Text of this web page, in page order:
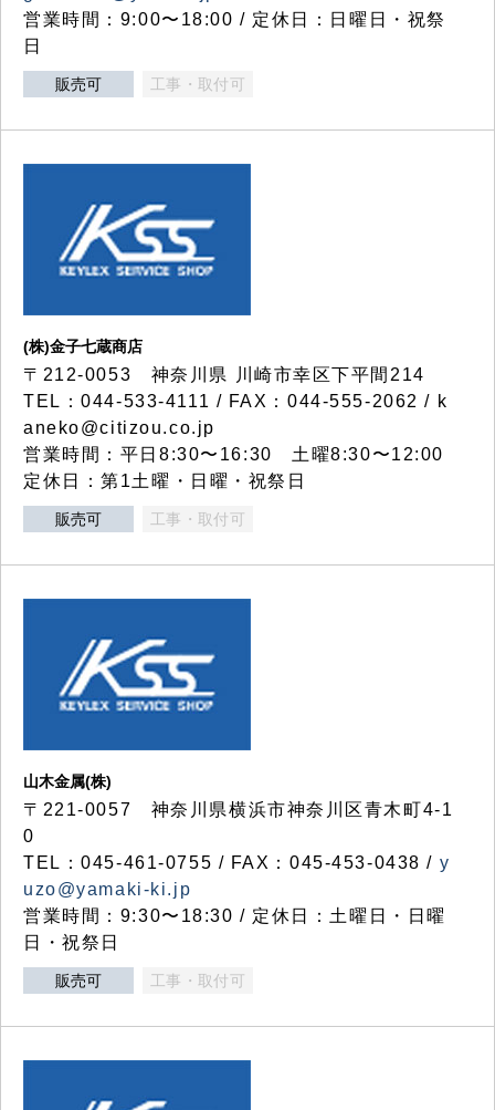
営業時間：9:00〜18:00 / 定休日：日曜日・祝祭
日
販売可 工事・取付可
(株)金子七蔵商店
〒212-0053 神奈川県 川崎市幸区下平間214
TEL：044-533-4111 / FAX：044-555-2062 / k
aneko@citizou.co.jp
営業時間：平日8:30〜16:30 土曜8:30〜12:00
定休日：第1土曜・日曜・祝祭日
販売可 工事・取付可
山木金属(株)
〒221-0057 神奈川県横浜市神奈川区青木町4-1
0
TEL：045-461-0755 / FAX：045-453-0438 / y
uzo@yamaki-ki.jp
営業時間：9:30〜18:30 / 定休日：土曜日・日曜
日・祝祭日
販売可 工事・取付可